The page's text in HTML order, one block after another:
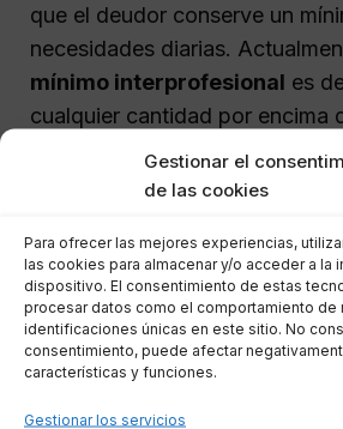
Gestionar el
de las cookies
Para ofrecer las mejores experiencias,
las cookies para almacenar y/o acceder a la
dispositivo. El consentimiento de estas
procesar datos como el comportamiento de
identificaciones únicas en este sitio. No
consentimiento, puede afectar
características y funciones.
Gestionar los servicios
que el deudor conserve un
necesidades diarias.
mínimo interprofesional es
cualquier cantidad por encima
ser embargada de forma
respetando siempre el umbral
Tipos de embargo
susceptibles de